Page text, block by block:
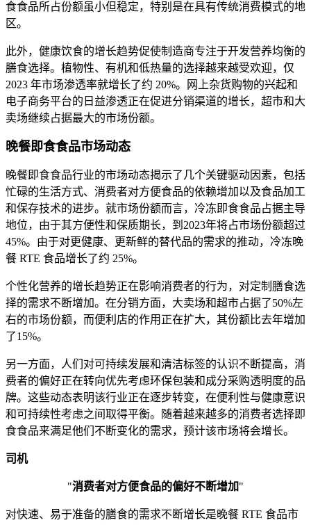
食食品所占份额虽小但稳定，特别是在具有传统消费模式的地
区。
此外，健康饮食的增长趋势促使制造商专注于开发营养均衡的
膳食选择。植物性、有机和低热量的选择越来越受欢迎，仅
2023 年市场渗透率就增长了约 20%。网上杂货购物的兴起和
电子商务平台的日益渗透正在促进分销渠道的增长，超市和大
卖场继续占据最大的市场份额。
晚餐即食食品市场动态
晚餐即食食品行业的市场动态揭示了几个关键驱动因素，包括
忙碌的生活方式、消费者对方便食品的依赖增加以及食品加工
和保存技术的进步。就市场份额而言，冷冻即食食品占据主导
地位，由于其方便性和保质期长，到2023年将占市场份额超过
45%。由于对更健康、更新鲜的替代品的需求的推动，冷冻晚
餐 RTE 食品增长了约 25%。
个性化营养的增长趋势正在影响消费者的行为，对定制膳食选
择的需求不断增加。在分销方面，大卖场和超市占据了50%左
右的市场份额，而便利店的作用正在扩大，其份额比去年增加
了15%。
另一方面，人们对可持续发展和清洁标签的认识不断提高，消
费者的偏好正在转向优先考虑环保包装和成分采购透明度的品
牌。这些动态表明该行业正在逐步转变，在便利性与健康意识
和可持续性考虑之间取得平衡。随着越来越多的消费者选择即
食食品来满足他们不断变化的需求，预计该市场将会增长。
司机
"消费者对方便食品的偏好不断增加"
对快速、易于准备的膳食的需求不断增长是晚餐 RTE 食品市